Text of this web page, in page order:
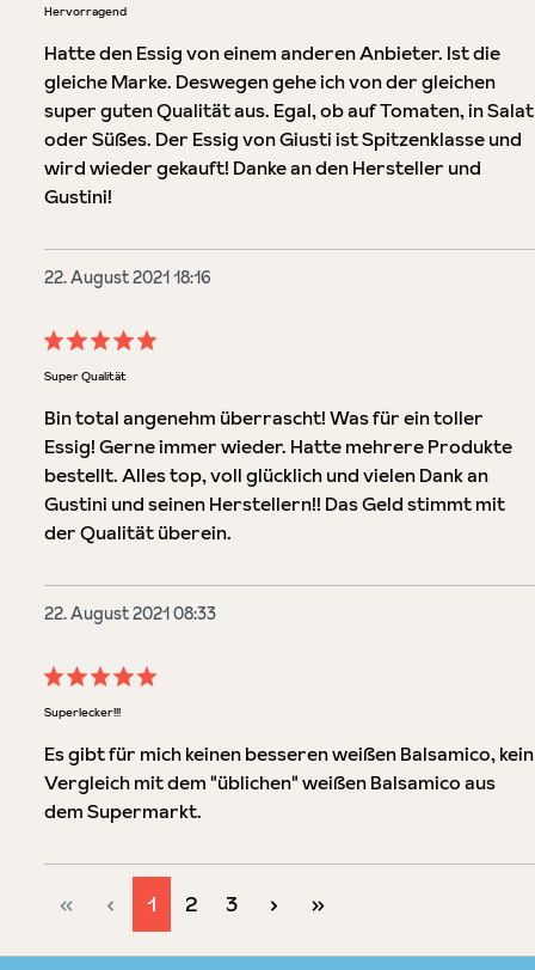
Bewertung mit 5 von 5 Sternen
Hervorragend
Hatte den Essig von einem anderen Anbieter. Ist die
gleiche Marke. Deswegen gehe ich von der gleichen
super guten Qualität aus. Egal, ob auf Tomaten, in Salat
oder Süßes. Der Essig von Giusti ist Spitzenklasse und
wird wieder gekauft! Danke an den Hersteller und
Gustini!
22. August 2021 18:16
Bewertung mit 5 von 5 Sternen
Super Qualität
Bin total angenehm überrascht! Was für ein toller
Essig! Gerne immer wieder. Hatte mehrere Produkte
bestellt. Alles top, voll glücklich und vielen Dank an
Gustini und seinen Herstellern!! Das Geld stimmt mit
der Qualität überein.
22. August 2021 08:33
Bewertung mit 5 von 5 Sternen
Superlecker!!!
Es gibt für mich keinen besseren weißen Balsamico, kein
Vergleich mit dem "üblichen" weißen Balsamico aus
dem Supermarkt.
Seite
1 Seite
2 Seite
3